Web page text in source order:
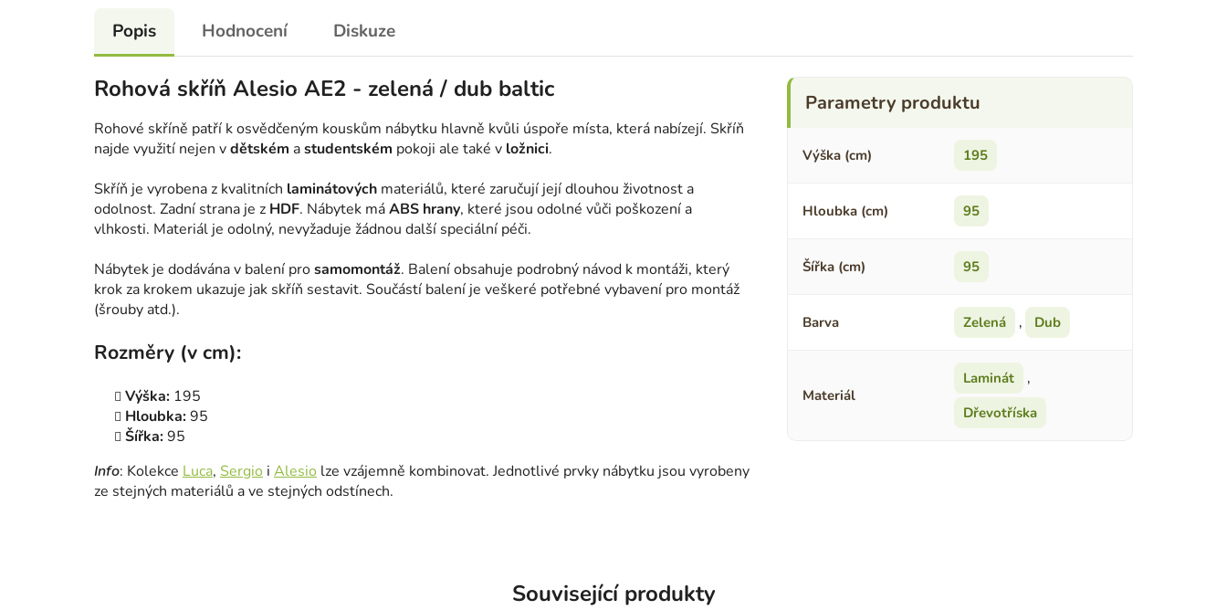
Popis Hodnocení Diskuze
Rohová skříň Alesio AE2 - zelená / dub baltic
Rohové skříně patří k osvědčeným kouskům nábytku hlavně kvůli úspoře místa, která nabízejí. Skříň
najde využití nejen vdětském astudentském pokoji ale také v ložnici.
Skříň je vyrobena z kvalitních laminátových materiálů, které zaručují její dlouhou životnost a
odolnost. Zadní strana je z HDF. Nábytek máABS hrany, které jsou odolné vůči poškození a
vlhkosti. Materiál je odolný, nevyžaduje žádnou další speciální péči.
Nábytek je dodávána v balení prosamomontáž. Balení obsahuje podrobný návod k montáži, který
krok za krokem ukazuje jak skříň sestavit. Součástí balení je veškeré potřebné vybavení pro montáž
(šrouby atd.).
Rozměry (v cm):
Výška: 195
Hloubka:95
Šířka:95
Info: Kolekce Luca, Sergio i Alesio lze vzájemně kombinovat. Jednotlivé prvky nábytku jsou vyrobeny
ze stejných materiálů a ve stejných odstínech.
Výška (cm) 195
Hloubka (cm) 95
Šířka (cm) 95
Barva Zelená , Dub
Materiál
Laminát
,
Dřevotříska
Související produkty